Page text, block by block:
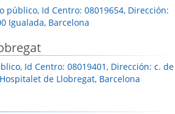
público, Id Centro: 08019654, Dirección:
Igualada, Barcelona
Id Centro: 08019401, Dirección: c. de
de Llobregat, Barcelona